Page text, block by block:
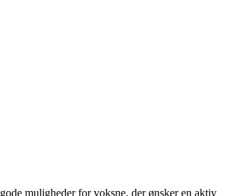
muligheder for voksne, der ønsker en aktiv